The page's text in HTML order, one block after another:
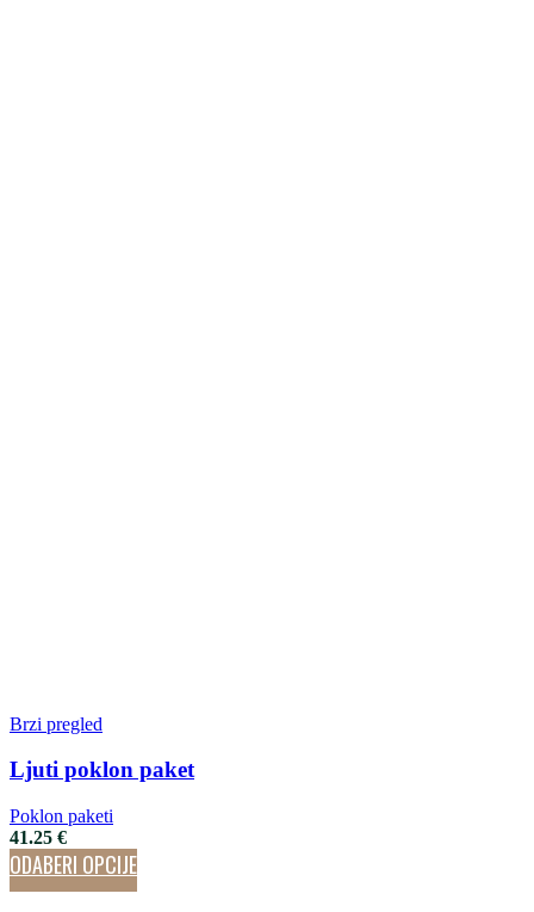
Brzi pregled
Ljuti poklon paket
Poklon paketi
41.25 €
ODABERI OPCIJE